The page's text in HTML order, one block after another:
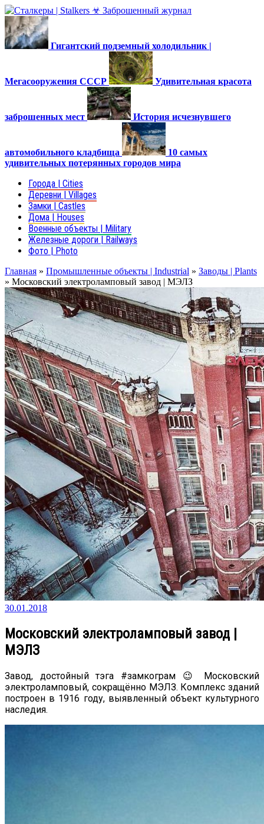
Гигантский подземный холодильник |
Мегасооружения СССР Удивительная красота
заброшенных мест История исчезнувшего
автомобильного кладбища
10 самых
удивительных потерянных городов мира
Города | Cities
Деревни | Villages
Замки | Castles
Дома | Houses
Военные объекты | Military
Железные дороги | Railways
Фото | Photo
Главная » Промышленные объекты | Industrial » Заводы | Plants
» Московский электроламповый завод | МЭЛЗ
30.01.2018
Московский электроламповый завод |
МЭЛЗ
Завод, достойный тэга #замкограм 😉 Московский
электроламповый, сокращённо МЭЛЗ. Комплекс зданий
построен в 1916 году, выявленный объект культурного
наследия.